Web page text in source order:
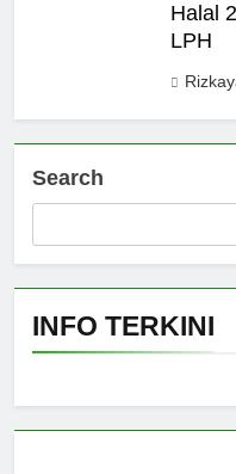
Halal
LPH
Search
INFO TERKINI